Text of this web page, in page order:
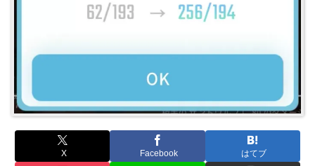
X Facebook はてブ